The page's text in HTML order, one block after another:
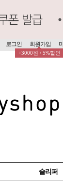
로그인 회원가입
+3000원 / 5%할인
슬리퍼